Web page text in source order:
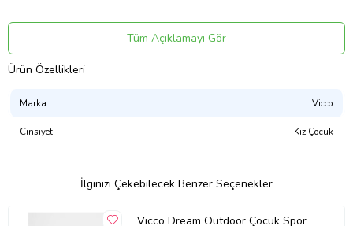
SKU: (220.B25Y.111-11)
Özellik : Işıklı
Materyal : P.U
Taban : Phylon
Üretim Yeri:Türkiye
Tüm Açıklamayı Gör
Ürün Özellikleri
Marka Vicco
Cinsiyet Kız Çocuk
İlginizi Çekebilecek Benzer Seçenekler
Vicco Dream Outdoor Çocuk Spor